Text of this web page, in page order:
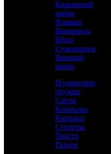
карельской
Коньячный
набор
Фляжки
Икорницы
Яйцо
Сувенирное
Винный
набор
Подарочное
оружие
Сабли
Кинжалы
Кортики
Стилеты,
Трости
Разное